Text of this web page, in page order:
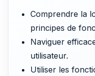
Comprendre la
principes de
Naviguer
utilisateur.
Utiliser les